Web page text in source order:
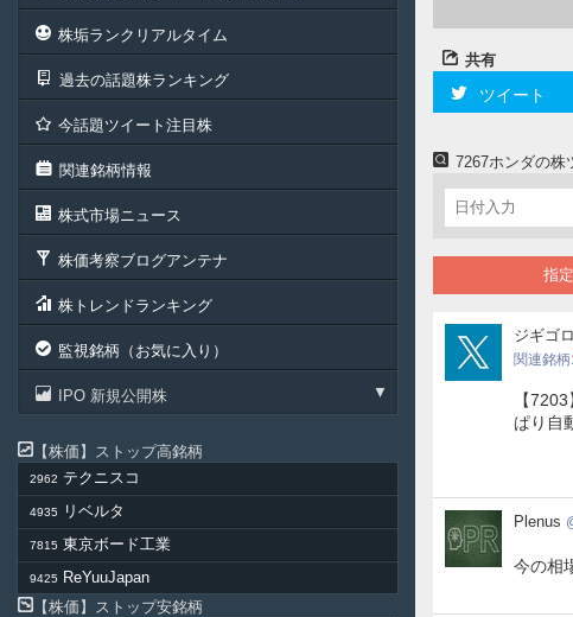
株垢ランクリアルタイム
過去の話題株ランキング
今話題ツイート注目株
関連銘柄情報
株式市場ニュース
株価考察ブログアンテナ
株トレンドランキング
監視銘柄（お気に入り）
IPO 新規公開株
株価 ストップ高銘柄
2962 テクニスコ
4935 リベルタ
7815 東京ボード工業
9425
ReYuuJapan
株価
ストップ安銘柄
共有
ツイート
7267ホンダの株
指
ジギゴ
関連銘柄
【
ぱり自
Plenus
Plenus
今の相